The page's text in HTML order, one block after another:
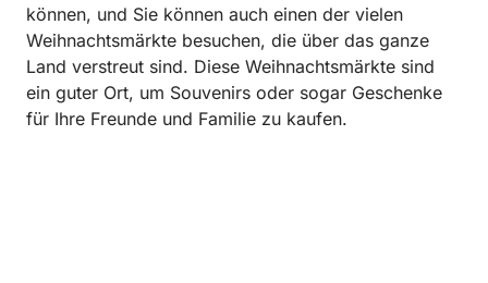
können, und Sie können auch einen der vielen
Weihnachtsmärkte besuchen, die über das ganze
Land verstreut sind. Diese Weihnachtsmärkte sind
ein guter Ort, um Souvenirs oder sogar Geschenke
für Ihre Freunde und Familie zu kaufen.